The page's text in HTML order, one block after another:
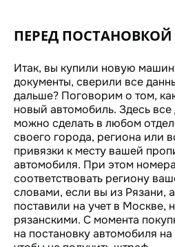
ПЕРЕД ПОСТАНОВКОЙ
Итак, вы купили новую
документы, сверили все
дальше? Поговорим о том,
новый автомобиль. Здесь
можно сделать в любом
своего города, региона или
привязки к месту вашей
автомобиля. При этом
соответствовать региону
словами, если вы из Рязани,
поставили на учет в Москве,
рязанскими. С момента
на постановку автомобиля